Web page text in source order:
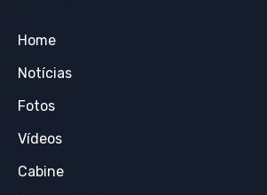
Home
Notícias
Fotos
Vídeos
Cabine